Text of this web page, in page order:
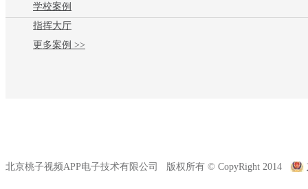
学校案例
指挥大厅
更多案例 >>
北京桃子视频APP电子技术有限公司 版权所有 © CopyRight 2014